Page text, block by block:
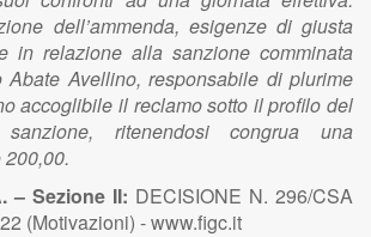
dell’ammenda, esigenze di giusta
in relazione alla sanzione comminata
Avellino, responsabile di plurime
accoglibile il reclamo sotto il profilo del
ritenendosi congrua una
– Sezione II: DECISIONE N. 296/CSA
(Motivazioni) - www.figc.it